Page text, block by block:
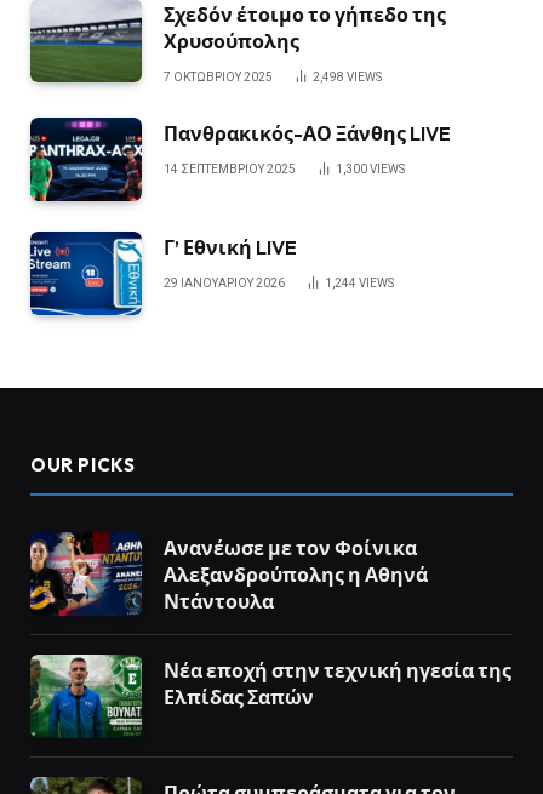
Σχεδόν έτοιμο το γήπεδο της
Χρυσούπολης
7 ΟΚΤΩΒΡΊΟΥ 2025 2,498 VIEWS
Πανθρακικός-ΑΟ Ξάνθης LIVE
14 ΣΕΠΤΕΜΒΡΊΟΥ 2025 1,300VIEWS
Γ’ Εθνική LIVE
29 ΙΑΝΟΥΑΡΊΟΥ 2026 1,244 VIEWS
OUR PICKS
Ανανέωσε με τον Φοίνικα
Αλεξανδρούπολης η Αθηνά
Ντάντουλα
Νέα εποχή στην τεχνική ηγεσία της
Ελπίδας Σαπών